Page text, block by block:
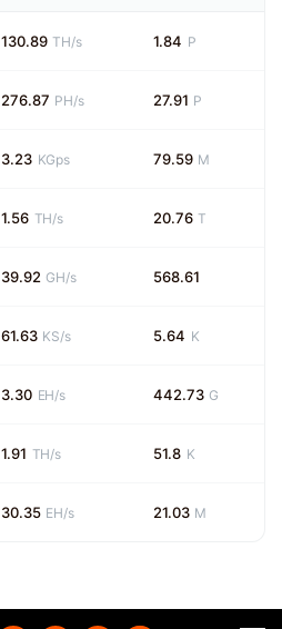
130.89 TH/s 1.84 P
276.87 PH/s 27.91 P
3.23 KGps 79.59 M
1.56 TH/s 20.76 T
39.92 GH/s 568.61
61.63 KS/s 5.64 K
3.30 EH/s 442.73 G
1.91 TH/s 51.8 K
30.35 EH/s 21.03 M